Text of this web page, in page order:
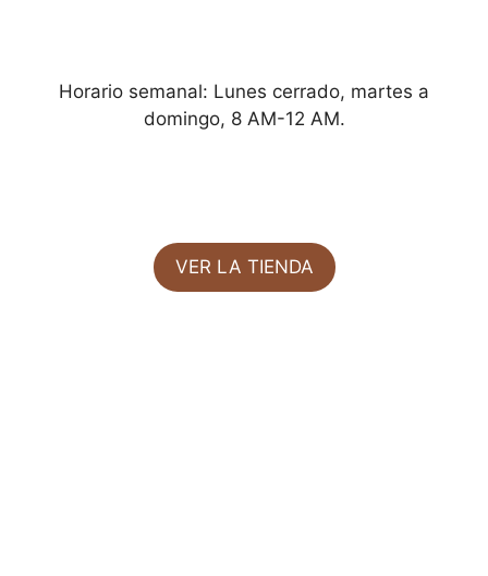
Horario semanal: Lunes cerrado, martes a
domingo, 8 AM-12 AM.
VER LA TIENDA